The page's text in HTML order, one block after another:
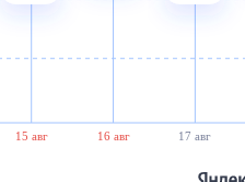
15 авг 16 авг 17 авг